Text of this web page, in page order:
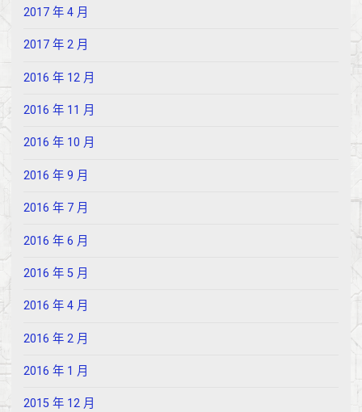
2017 年 4 月
2017 年 2 月
2016 年 12 月
2016 年 11 月
2016 年 10 月
2016 年 9 月
2016 年 7 月
2016 年 6 月
2016 年 5 月
2016 年 4 月
2016 年 2 月
2016 年 1 月
2015 年 12 月